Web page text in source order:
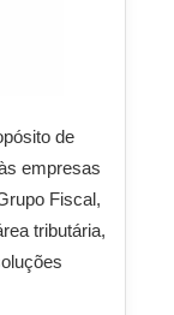
de
empresas
Fiscal,
tributária,